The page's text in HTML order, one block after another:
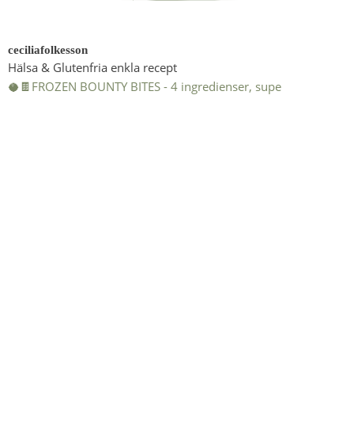
ceciliafolkesson
Hälsa & Glutenfria enkla recept
🥥🍫FROZEN BOUNTY BITES - 4 ingredienser, supe